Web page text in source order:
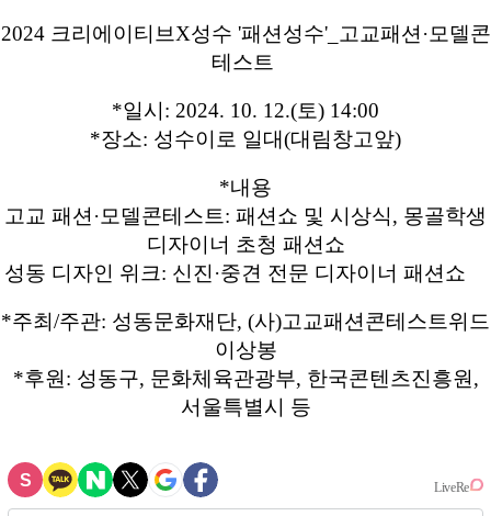
2024 크리에이티브X성수 '패션성수'_고교패션·모델콘
테스트
*일시: 2024. 10. 12.(토) 14:00
*장소: 성수이로 일대(대림창고앞)
*내용
고교 패션·모델콘테스트: 패션쇼 및 시상식, 몽골학생
디자이너 초청 패션쇼
성동 디자인 위크: 신진·중견 전문 디자이너 패션쇼
*주최/주관: 성동문화재단, (사)고교패션콘테스트위드
이상봉
*후원: 성동구, 문화체육관광부, 한국콘텐츠진흥원,
서울특별시 등